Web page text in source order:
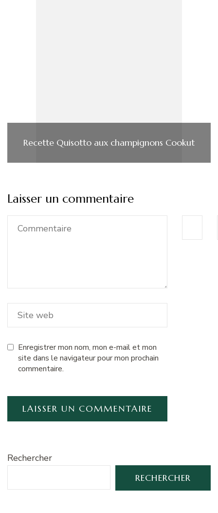
Recette Quisotto aux champignons Cookut
Laisser un commentaire
Enregistrer mon nom, mon e-mail et mon
site dans le navigateur pour mon prochain
commentaire.
Rechercher
RECHERCHER